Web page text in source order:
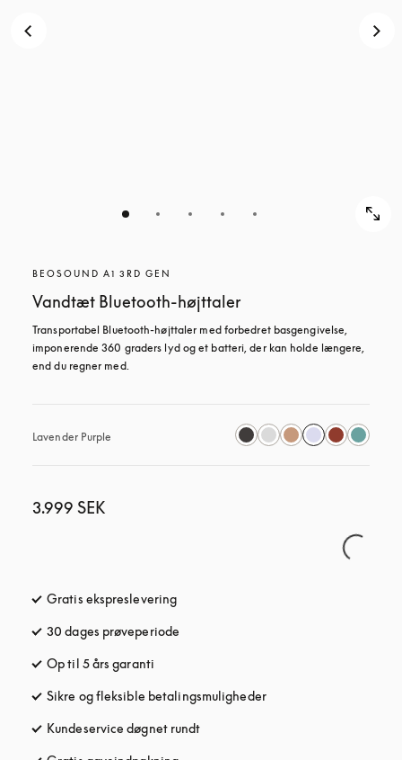
BEOSOUND A1 3RD GEN
Vandtæt Bluetooth-højttaler
Transportabel Bluetooth-højttaler med forbedret basgengivelse,
imponerende 360 graders lyd og et batteri, der kan holde længere,
end du regner med.
Lavender Purple
3.999 SEK
Gratis ekspreslevering
30 dages prøveperiode
Op til 5 års garanti
Sikre og fleksible betalingsmulighederåbnes under en ny fane
Kundeservice døgnet rundt